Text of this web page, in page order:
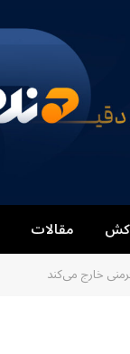
مقالات
خارج می‌کند